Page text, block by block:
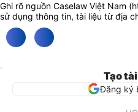
Ghi rõ nguồn Caselaw Việt Nam (
sử dụng thông tin, tài liệu từ địa
Tạo
Đăng ký